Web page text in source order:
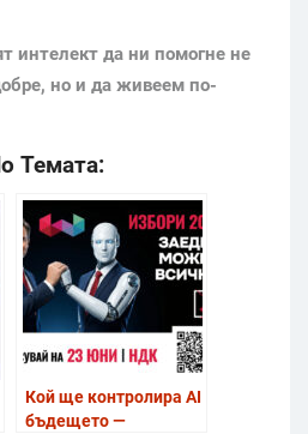
интелект да ни помогне не
но и да живеем по-
Темата:
Кой ще контролира AI
бъдещето —